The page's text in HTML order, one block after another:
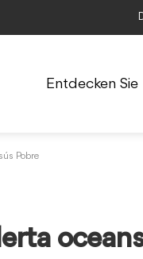
Entdecken Sie
Pobre